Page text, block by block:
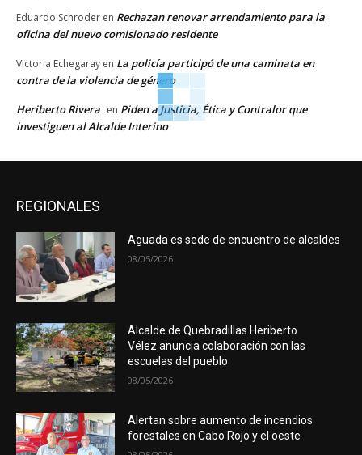
Eduardo Schroder en Rechazan renovar arrendamiento para la
oficina del nuevo comisionado residente
Victoria Echegaray en La policía participó de una caminata en
contra de la violencia de género
Heriberto Rivera en Piden a Justicia, Ética y Contralor que
investiguen al Alcalde Interino
REGIONALES
Aguada es sede de encuentro de alcaldes
08/05/2026
Alcalde de Quebradillas Heriberto
Vélez anuncia colaboración con las
escuelas del pueblo
08/05/2026
Alertan sobre aumento de incendios
forestales en Cabo Rojo y el oeste